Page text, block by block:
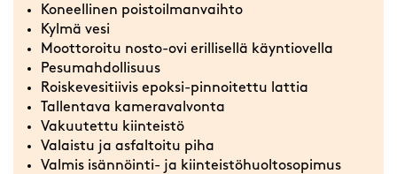
Koneellinen poistoilmanvaihto
Kylmä vesi
Moottoroitu nosto-ovi erillisellä käyntiovella
Pesumahdollisuus
Roiskevesitiivis epoksi-pinnoitettu lattia
Tallentava kameravalvonta
Vakuutettu kiinteistö
Valaistu ja asfaltoitu piha
Valmis isännöinti- ja kiinteistöhuoltosopimus